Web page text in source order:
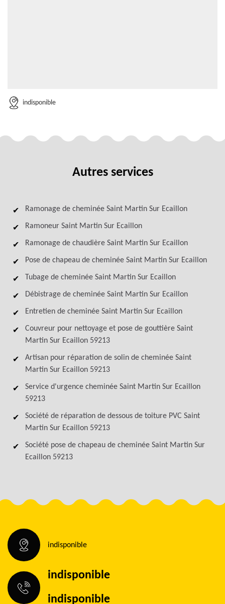
indisponible
Autres services
Ramonage de cheminée Saint Martin Sur Ecaillon
Ramoneur Saint Martin Sur Ecaillon
Ramonage de chaudière Saint Martin Sur Ecaillon
Pose de chapeau de cheminée Saint Martin Sur Ecaillon
Tubage de cheminée Saint Martin Sur Ecaillon
Débistrage de cheminée Saint Martin Sur Ecaillon
Entretien de cheminée Saint Martin Sur Ecaillon
Couvreur pour nettoyage et pose de gouttière Saint
Martin Sur Ecaillon 59213
Artisan pour réparation de solin de cheminée Saint
Martin Sur Ecaillon 59213
Service d'urgence cheminée Saint Martin Sur Ecaillon
59213
Société de réparation de dessous de toiture PVC Saint
Martin Sur Ecaillon 59213
Société pose de chapeau de cheminée Saint Martin Sur
Ecaillon 59213
indisponible
indisponible
indisponible